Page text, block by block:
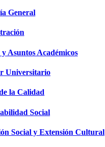
General
Asuntos Académicos
Universitario
la Calidad
Social
Social y Extensión Cultural